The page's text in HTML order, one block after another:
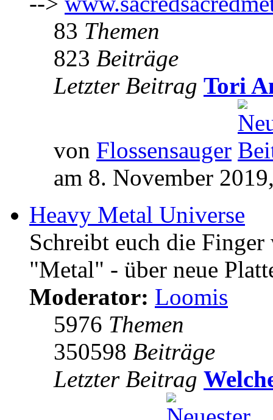
83 Themen
823 Beiträge
Letzter Beitrag Tori
von Flossensauger
am 8. November
Heavy Metal Universe
Schreibt euch die
"Metal" - über neue
Moderator: Loomis
5976 Themen
350598 Beiträge
Letzter Beitrag